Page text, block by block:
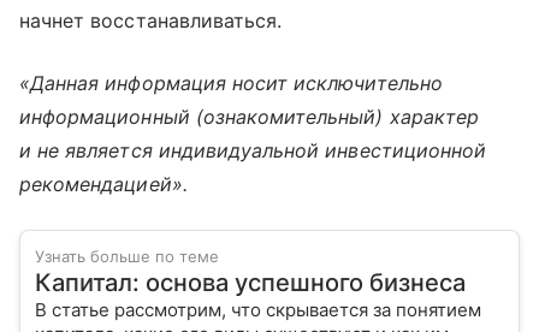
начнет восстанавливаться.
«Данная информация носит исключительно
информационный (ознакомительный) характер
и не является индивидуальной инвестиционной
рекомендацией».
Узнать больше по теме
Капитал: основа успешного бизнеса
В статье рассмотрим, что скрывается за понятием